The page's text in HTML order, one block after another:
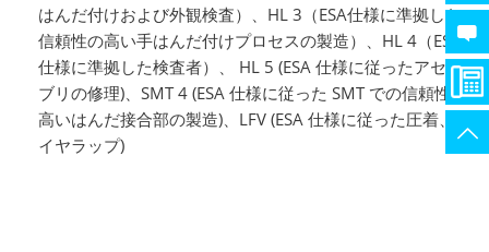
はんだ付けおよび外観検査）、HL 3（ESA仕様に準拠した
信頼性の高い手はんだ付けプロセスの製造）、HL 4（ESA
仕様に準拠した検査者）、 HL 5 (ESA 仕様に従ったアセン
ブリの修理)、SMT 4 (ESA 仕様に従った SMT での信頼性の
高いはんだ接合部の製造)、LFV (ESA 仕様に従った圧着、ワ
イヤラップ)